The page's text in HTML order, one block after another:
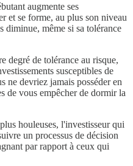
augmente ses
et se forme, au plus son niveau
diminue, même si sa tolérance
degré de tolérance au risque,
susceptibles de
ne devriez jamais posséder en
de vous empêcher de dormir la
houleuses, l'investisseur qui
un processus de décision
par rapport à ceux qui